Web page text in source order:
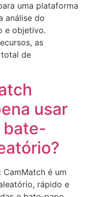
uma plataforma
análise do
e objetivo.
as
total de
usar
bate-
é um
rápido e